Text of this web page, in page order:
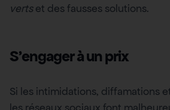
vertset des fausses solutions.
S’engager à un prix
Si les intimidations, diffamations